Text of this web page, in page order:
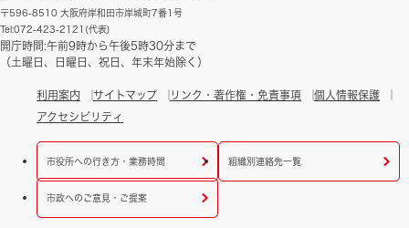
〒596-8510 大阪府岸和田市岸城町7番1号
Tel:072-423-2121(代表)
開庁時間:午前9時から午後5時30分まで
（土曜日、日曜日、祝日、年末年始除く）
利用案内 サイトマップ リンク・著作権・免責事項
個人情報保護
アクセシビリティ
市役所への行き方・業務時間 組織別連絡先一覧
市政へのご意見・ご提案